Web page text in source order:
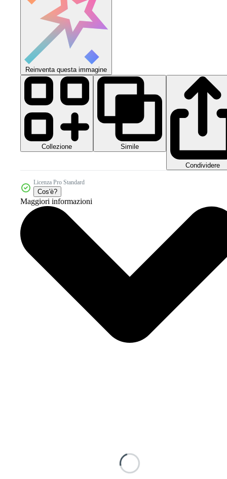
Reinventa questa immagine
Collezione Simile
Condividere
Licenza Pro Standard
Cos'è?
Maggiori informazioni